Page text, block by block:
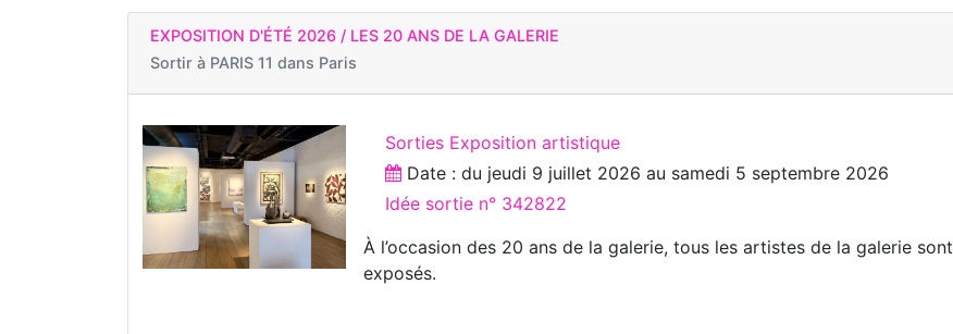
EXPOSITION D'ÉTÉ 2026 / LES 20 ANS DE LA GALERIE
Sortir à PARIS 11 dans Paris
Sorties Exposition artistique
Date : du jeudi 9 juillet 2026 au samedi 5 septembre 2026
Idée sortie n° 342822
À l’occasion des 20 ans de la galerie, tous les artistes de la galerie sont
exposés.